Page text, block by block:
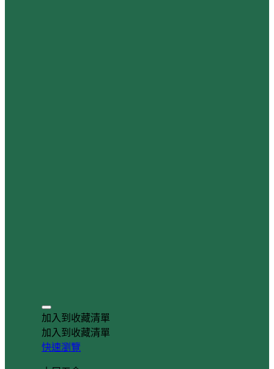
加入到收藏清單
加入到收藏清單
快速瀏覽